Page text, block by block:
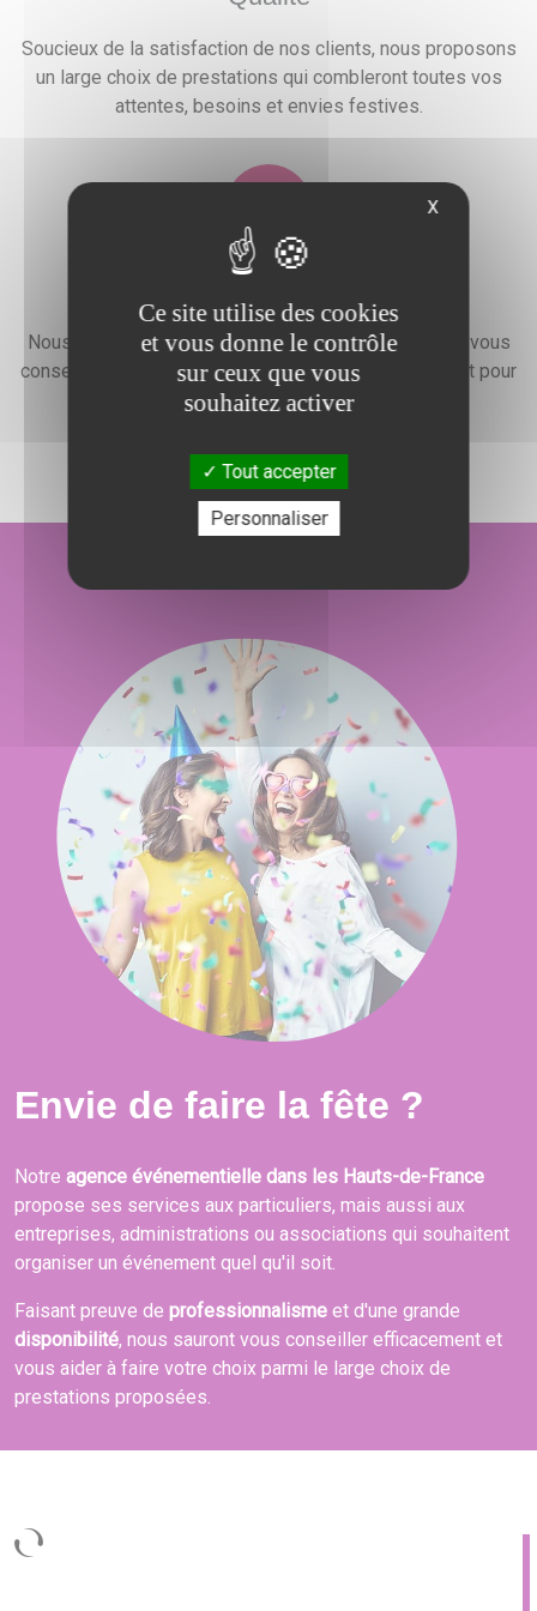
Soucieux de la satisfaction de nos clients, nous proposons
un large choix de prestations qui combleront toutes vos
attentes, besoins et envies festives.
Nous faisons preuve d'une grande disponibilité pour vous
conseiller, vous renseigner et élaborer un devis gratuit pour
l'organisation de votre événement.
Envie de faire la fête ?
Notre agence événementielle dans les Hauts-de-France
propose ses services aux particuliers, mais aussi aux
entreprises, administrations ou associations qui souhaitent
organiser un événement quel qu'il soit.
Faisant preuve de professionnalisme et d'une grande
disponibilité, nous sauront vous conseiller efficacement et
vous aider à faire votre choix parmi le large choix de
prestations proposées.
X
Ce site utilise des cookies
et vous donne le contrôle
sur ceux que vous
souhaitez activer
Tout accepter
Personnaliser